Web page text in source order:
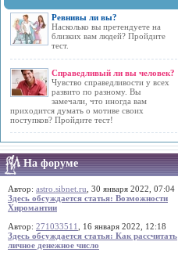
Ревнивы ли вы?
Насколько вы претендуете на
близких вам людей? Пройдите
тест.
Справедливый ли вы человек?
Чувство справедливости у всех
развито по разному. Вы
замечали, что иногда вам
приходится думать о мотиве своих
поступков? Пройдите тест!
На форуме
Автор: astro.sibnet.ru , 30 января 2022, 07:04
Здесь обсуждается статья: Возможности
Хиромантии
Автор: 271033511
, 16 января 2022, 12:18
Здесь обсуждается статья: Как рассчитать
личное денежное число